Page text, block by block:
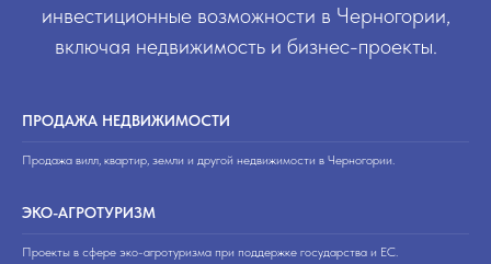
инвестиционные возможности в Черногории,
включая недвижимость и бизнес-проекты.
ПРОДАЖА НЕДВИЖИМОСТИ
Продажа вилл, квартир, земли и другой недвижимости в Черногории.
ЭКО-АГРОТУРИЗМ
Проекты в сфере эко-агротуризма при поддержке государства и ЕС.